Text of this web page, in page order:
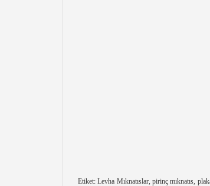
Etiket: Levha Mıknatıslar, pirinç mıknatıs,